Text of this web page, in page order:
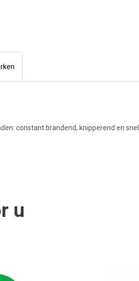
constant brandend, knipperend en
u